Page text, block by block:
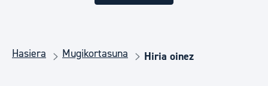
Hasiera Mugikortasuna Hiria oinez